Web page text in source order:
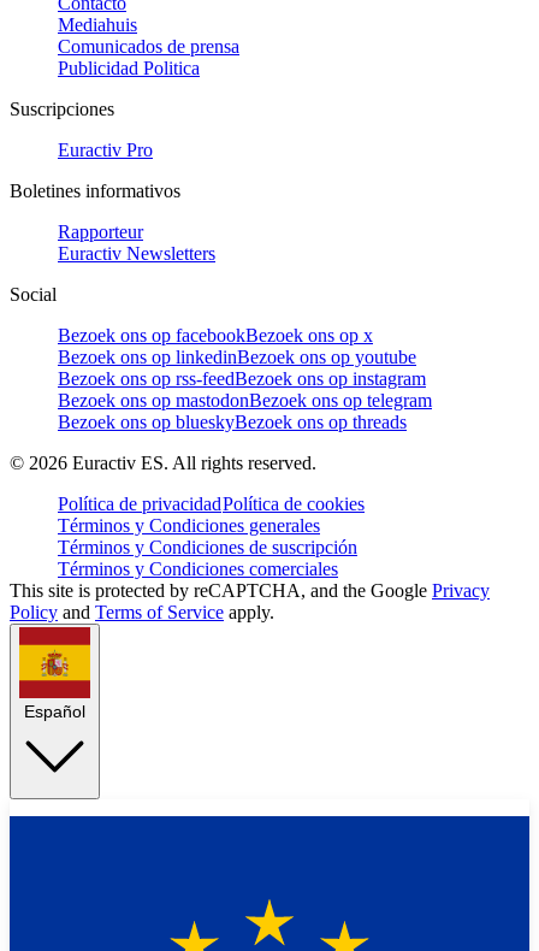
Mediahuis
Comunicados de prensa
Publicidad Politica
Suscripciones
Euractiv Pro
Boletines informativos
Rapporteur
Euractiv Newsletters
Social
Bezoek ons op facebookBezoek ons op x
Bezoek ons op linkedinBezoek ons op youtube
Bezoek ons op rss-feedBezoek ons op instagram
Bezoek ons op mastodonBezoek ons op telegram
Bezoek ons op blueskyBezoek ons op threads
© 2026 Euractiv ES. All rights reserved.
Política de privacidadPolítica de cookies
Términos y Condiciones generales
Términos y Condiciones de suscripción
Términos y Condiciones comerciales
This site is protected by reCAPTCHA, and the Google Privacy
Policy and Terms of Service apply.
Español